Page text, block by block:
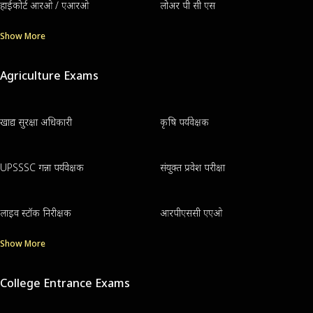
हाईकोर्ट आरओ / एआरओ लोअर पी सी एस
Show More
Agriculture Exams
खाद्य सुरक्षा अधिकारी कृषि पर्यवेक्षक
UPSSSC गन्ना पर्यवेक्षक संयुक्त प्रवेश परीक्षा
लाइव स्टॉक निरीक्षक आरपीएससी एएओ
Show More
College Entrance Exams